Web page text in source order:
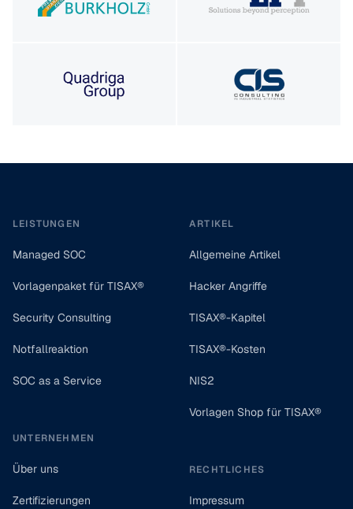
LEISTUNGEN
Managed SOC
Vorlagenpaket für TISAX®
Security Consulting
Notfallreaktion
SOC as a Service
UNTERNEHMEN
Über uns
Zertifizierungen
ARTIKEL
Allgemeine Artikel
Hacker Angriffe
TISAX®-Kapitel
TISAX®-Kosten
NIS2
Vorlagen Shop für TISAX®
RECHTLICHES
Impressum